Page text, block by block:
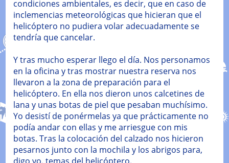
condiciones ambientales, es decir, que en caso de
inclemencias meteorológicas que hicieran que el
helicóptero no pudiera volar adecuadamente se
tendría que cancelar.
Y tras mucho esperar llego el día. Nos personamos
en la oficina y tras mostrar nuestra reserva nos
llevaron a la zona de preparación para el
helicóptero. En ella nos dieron unos calcetines de
lana y unas botas de piel que pesaban muchísimo.
Yo desistí de ponérmelas ya que prácticamente no
podía andar con ellas y me arriesgue con mis
botas. Tras la colocación del calzado nos hicieron
pesarnos junto con la mochila y los abrigos para,